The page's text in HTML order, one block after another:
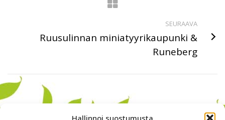
Hallinnoi suostumusta
SEURAAVA
Ruusulinnan miniatyyrikaupunki &
Runeberg